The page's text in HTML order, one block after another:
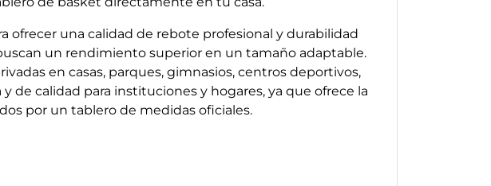
ofrecer una calidad de rebote profesional y durabilidad
un rendimiento superior en un tamaño adaptable.
en casas, parques, gimnasios, centros deportivos,
de calidad para instituciones y hogares, ya que ofrece la
por un tablero de medidas oficiales.